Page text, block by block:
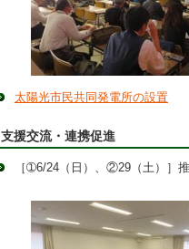
太陽光市民共同発電所の設置
支援交流・連携促進
［➀6/24（日）、②29（土）］